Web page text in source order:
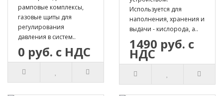
рамповые комплексы,
газовые щиты для
регулирования
давления в систем..
0 руб. с НДС
Используется для
наполнения, хранения и
выдачи - кислорода, а..
1490 руб. с
НДС